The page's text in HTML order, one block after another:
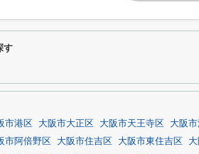
す
市港区 大阪市大正区 大阪市天王寺区 大阪
市阿倍野区 大阪市住吉区 大阪市東住吉区